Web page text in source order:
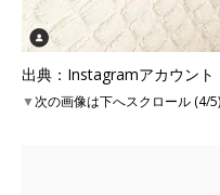
出典：Instagramアカウント
▼次の画像は下へスクロール (4/5)